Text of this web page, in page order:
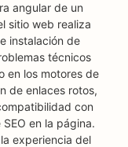
angular de un
sitio web realiza
instalación de
técnicos
en los motores de
de enlaces rotos,
con
en la página.
experiencia del